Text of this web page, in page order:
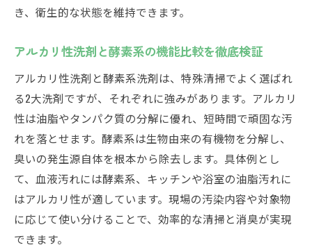
き、衛生的な状態を維持できます。
アルカリ性洗剤と酵素系の機能比較を徹底検証
アルカリ性洗剤と酵素系洗剤は、特殊清掃でよく選ばれ
る2大洗剤ですが、それぞれに強みがあります。アルカリ
性は油脂やタンパク質の分解に優れ、短時間で頑固な汚
れを落とせます。酵素系は生物由来の有機物を分解し、
臭いの発生源自体を根本から除去します。具体例とし
て、血液汚れには酵素系、キッチンや浴室の油脂汚れに
はアルカリ性が適しています。現場の汚染内容や対象物
に応じて使い分けることで、効率的な清掃と消臭が実現
できます。